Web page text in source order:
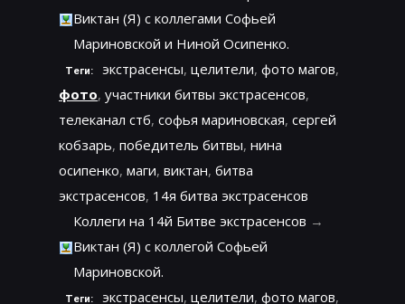
Виктан (Я) с коллегами Софьей
Мариновской и Ниной Осипенко.
Теги: экстрасенсы, целители, фото магов,
фото, участники битвы экстрасенсов,
телеканал стб, софья мариновская, сергей
кобзарь, победитель битвы, нина
осипенко, маги, виктан, битва
экстрасенсов, 14я битва экстрасенсов
Коллеги на 14й Битве экстрасенсов →
Виктан (Я) с коллегой Софьей
Мариновской.
Теги: экстрасенсы, целители, фото магов,